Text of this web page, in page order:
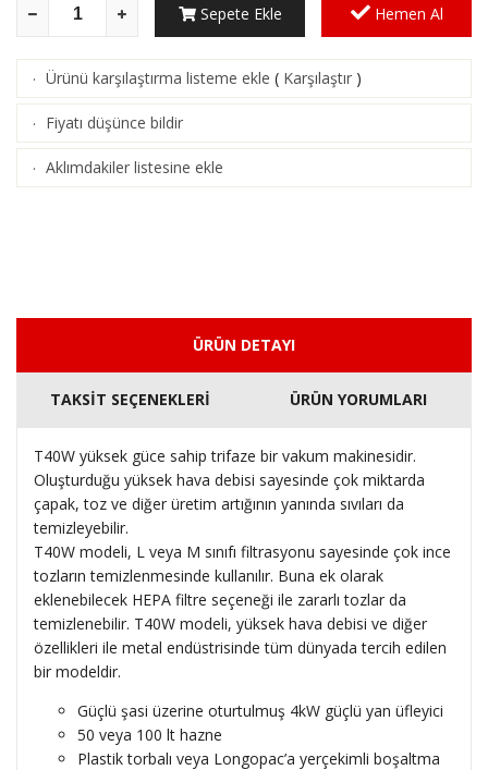
Sepete Ekle Hemen Al
· Ürünü karşılaştırma listeme ekle ( Karşılaştır )
· Fiyatı düşünce bildir
· Aklımdakiler listesine ekle
ÜRÜN DETAYI
TAKSİT SEÇENEKLERİ ÜRÜN YORUMLARI
T40W yüksek güce sahip trifaze bir vakum makinesidir.
Oluşturduğu yüksek hava debisi sayesinde çok miktarda
çapak, toz ve diğer üretim artığının yanında sıvıları da
temizleyebilir.
T40W modeli, L veya M sınıfı filtrasyonu sayesinde çok ince
tozların temizlenmesinde kullanılır. Buna ek olarak
eklenebilecek HEPA filtre seçeneği ile zararlı tozlar da
temizlenebilir. T40W modeli, yüksek hava debisi ve diğer
özellikleri ile metal endüstrisinde tüm dünyada tercih edilen
bir modeldir.
Güçlü şasi üzerine oturtulmuş 4kW güçlü yan üfleyici
50 veya 100 lt hazne
Plastik torbalı veya Longopac’a yerçekimli boşaltma